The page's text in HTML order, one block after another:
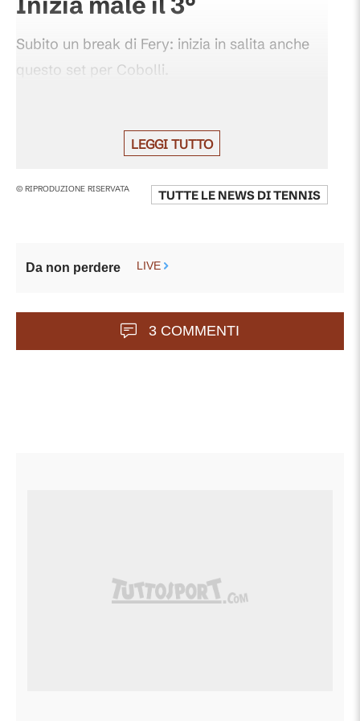
Subito un break di Fery: inizia in salita anche
questo set per Cobolli.
FERY VINCE ANCHE IL 2°
turno in battuta, valso il 2-0 a Fery, quindi un
porta 2 set a zero.
Il britannico 'prenota' il
LEGGI TUTTO
© RIPRODUZIONE RISERVATA TUTTE LE NEWS DITENNIS
Da non perdere LIVE
3 COMMENTI